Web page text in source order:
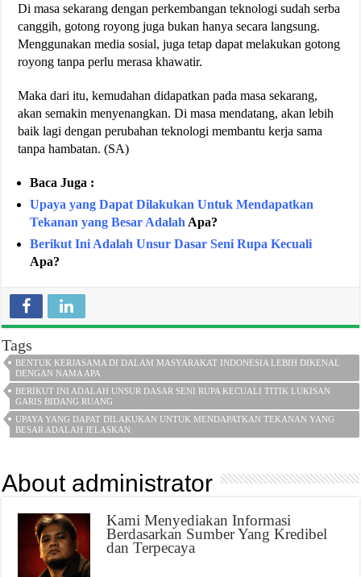
Di masa sekarang dengan perkembangan teknologi sudah serba
canggih, gotong royong juga bukan hanya secara langsung.
Menggunakan media sosial, juga tetap dapat melakukan gotong
royong tanpa perlu merasa khawatir.
Maka dari itu, kemudahan didapatkan pada masa sekarang,
akan semakin menyenangkan. Di masa mendatang, akan lebih
baik lagi dengan perubahan teknologi membantu kerja sama
tanpa hambatan. (SA)
Baca Juga :
Upaya yang Dapat Dilakukan Untuk Mendapatkan
Tekanan yang Besar Adalah Apa?
Berikut Ini Adalah Unsur Dasar Seni Rupa Kecuali
Apa?
Tags
BENTUK KERJASAMA DI DALAM MASYARAKAT INDONESIA LEBIH DIKENAL
DENGAN NAMA APA
BERIKUT INI ADALAH UNSUR DASAR SENI RUPA KECUALI TITIK LUKISAN
GARIS BIDANG RUANG
UPAYA YANG DAPAT DILAKUKAN UNTUK MENDAPATKAN TEKANAN YANG
BESAR ADALAH JELASKAN
About administrator
Kami Menyediakan Informasi
Berdasarkan Sumber Yang Kredibel
dan Terpecaya